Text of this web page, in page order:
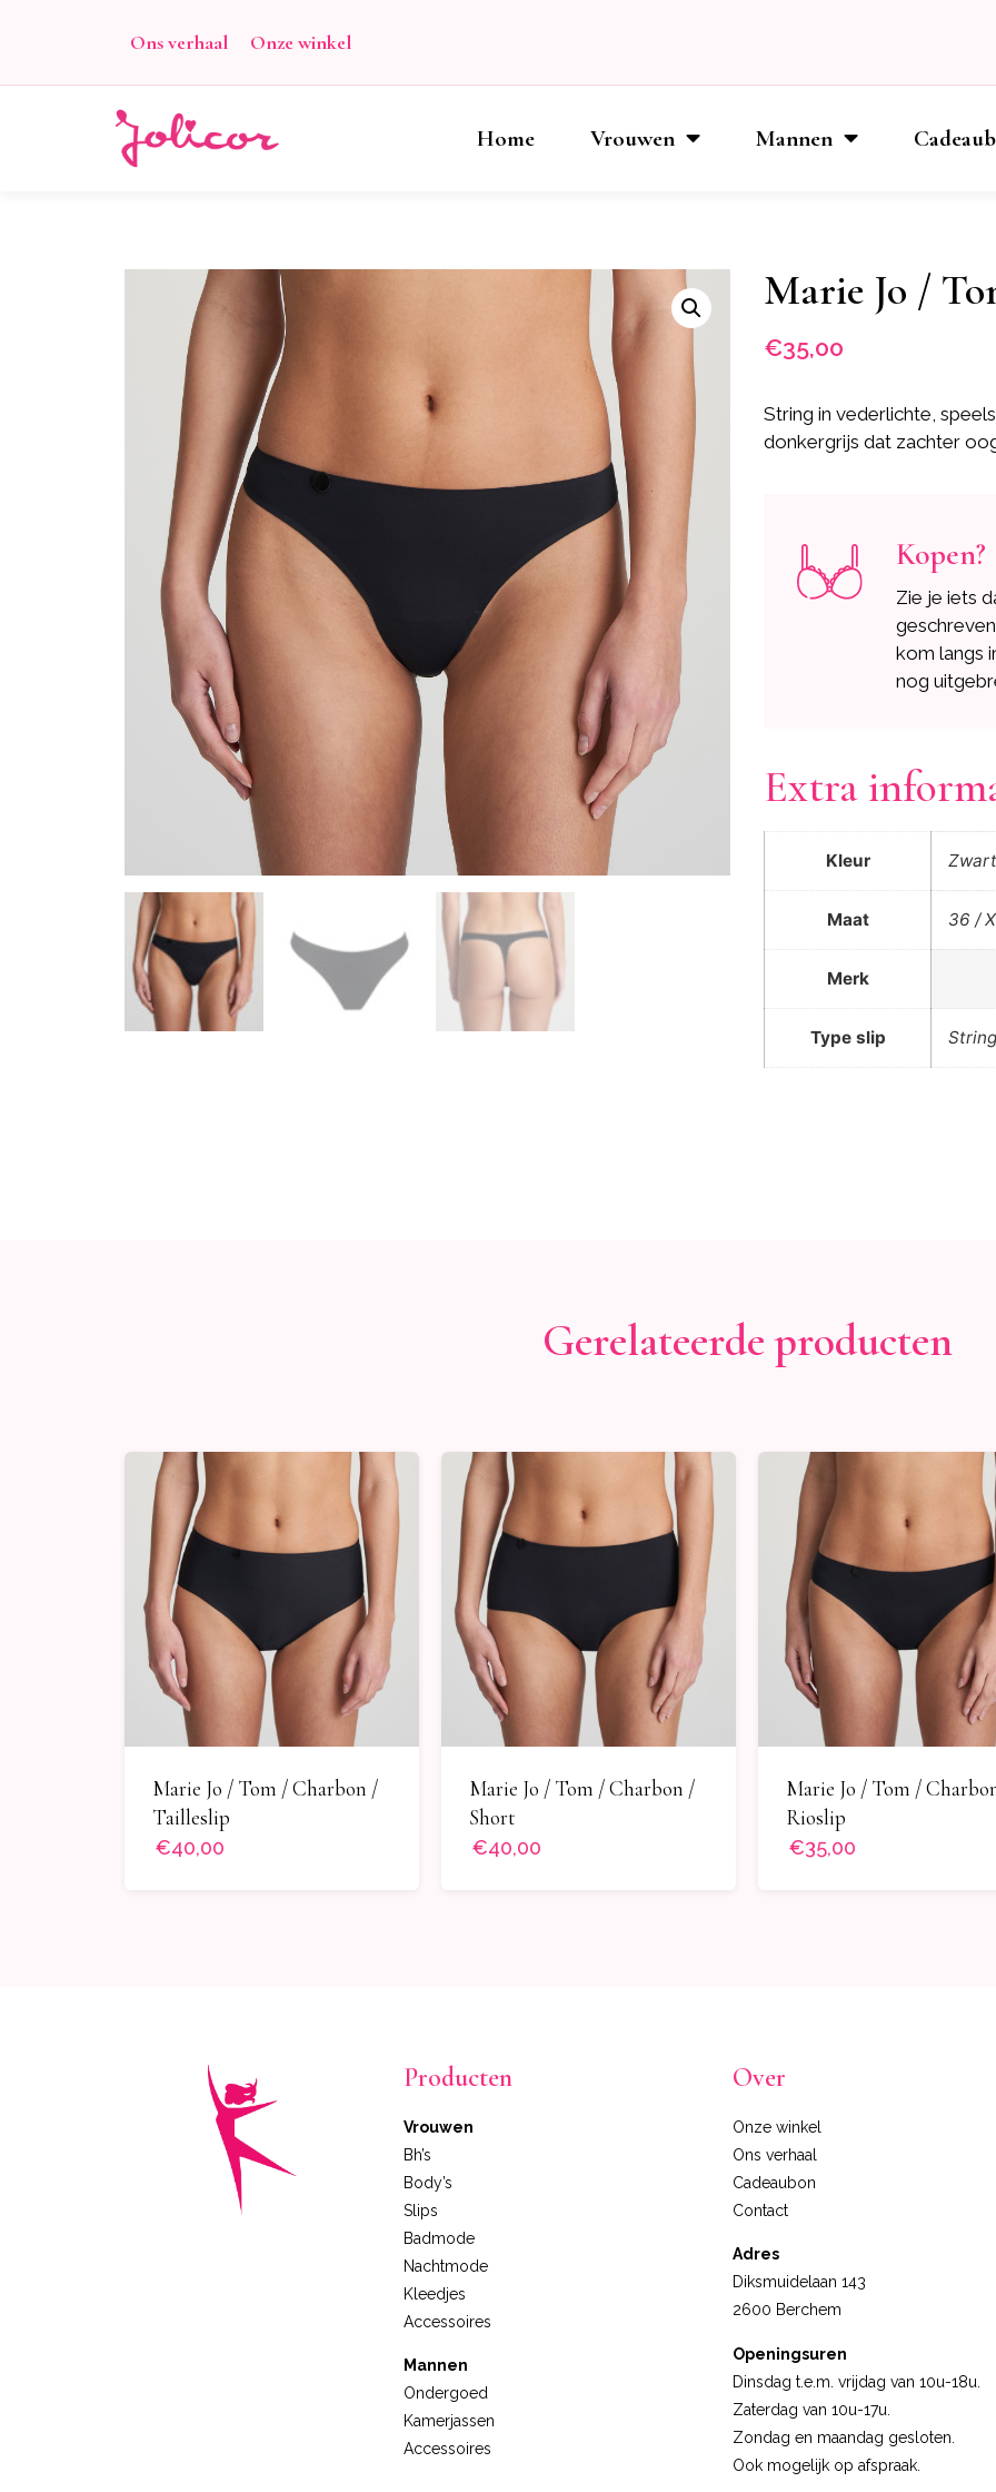
Ons verhaal Onze winkel
Home Vrouwen Mannen
Marie Jo /
€35,00
String in vederlichte,
donkergrijs dat zachter
Kopen?
Zie je iets
kom langs
nog
Extra
Kleur Zwart
Maat 36 /
Merk
Type slip String
Gerelateerde producten
Marie Jo / Tom / Charbon /
Tailleslip
€40,00
Marie Jo / Tom / Charbon /
Short
€40,00
Marie Jo / Tom /
Rioslip
€35,00
Producten
Vrouwen
Bh’s
Body’s
Slips
Badmode
Nachtmode
Kleedjes
Accessoires
Mannen
Ondergoed
Kamerjassen
Accessoires
Over
Onze winkel
Ons verhaal
Cadeaubon
Contact
Adres
Diksmuidelaan 143
2600 Berchem
Openingsuren
Dinsdag t.e.m. vrijdag van 10u-18u.
Zaterdag van 10u-17u.
Zondag en maandag gesloten.
Ook mogelijk op afspraak.